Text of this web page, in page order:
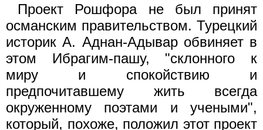
Проект Рошфора не был принят
османским правительством. Турецкий
историк А. Аднан-Адывар обвиняет в
этом Ибрагим-пашу, "склонного к
миру и спокойствию и
предпочитавшему жить всегда
окруженному поэтами и учеными",
который, похоже, положил этот проект